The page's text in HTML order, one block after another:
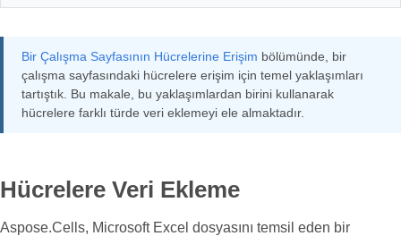
Bir Çalışma Sayfasının Hücrelerine Erişim bölümünde, bir
çalışma sayfasındaki hücrelere erişim için temel yaklaşımları
tartıştık. Bu makale, bu yaklaşımlardan birini kullanarak
hücrelere farklı türde veri eklemeyi ele almaktadır.
Hücrelere Veri Ekleme
Aspose.Cells, Microsoft Excel dosyasını temsil eden bir